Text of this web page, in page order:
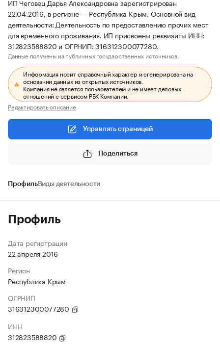
ИП Чеговец Дарья Александровна зарегистрирован
22.04.2016, в регионе — Республика Крым. Основной вид
деятельности: Деятельность по предоставлению прочих мест
для временного проживания. ИП присвоены реквизиты ИНН:
312823588820 и ОГРНИП: 316312300077280.
Данные получены из публичных государственных источников.
Информация носит справочный характер и сгенерирована на
основании данных из открытых источников.
Компания не является пользователем и не имеет деловых
отношений с сервисом РБК Компании.
Редактировать описание
Управлять страницей
Поделиться
ПрофильВиды деятельности
Профиль
Дата регистрации
22 апреля 2016
Регион
Республика Крым
ОГРНИП
316312300077280
ИНН
312823588820